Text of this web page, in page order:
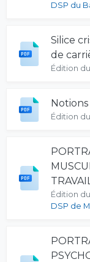
DSP du
Silice
de
Édition du
Édition
Édition
DSP de